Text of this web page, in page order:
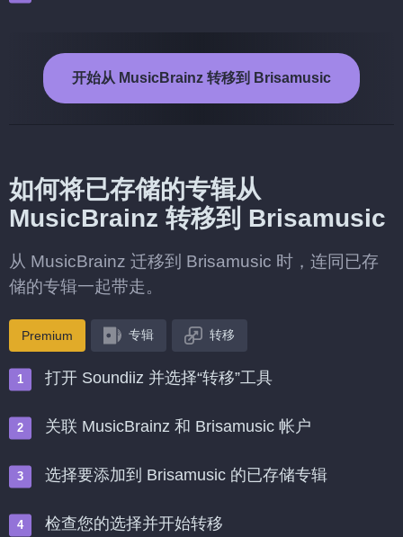
开始从 MusicBrainz 转移到 Brisamusic
如何将已存储的专辑从
MusicBrainz 转移到 Brisamusic
从 MusicBrainz 迁移到 Brisamusic 时，连同已存
储的专辑一起带走。
Premium 专辑 转移
打开 Soundiiz 并选择“转移”工具
关联 MusicBrainz 和 Brisamusic 帐户
选择要添加到 Brisamusic 的已存储专辑
检查您的选择并开始转移